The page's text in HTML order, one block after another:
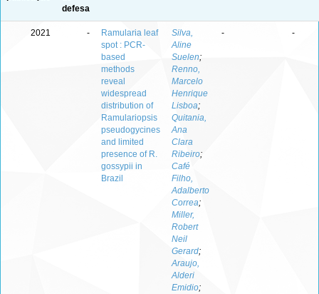
defesa
2021 -
Ramularia leaf
spot : PCR-
based
methods
reveal
widespread
distribution of
Ramulariopsis
pseudogycines
and limited
presence of R.
gossypii in
Brazil
Silva,
Aline
Suelen;
Renno,
Marcelo
Henrique
Lisboa;
Quitania,
Ana
Clara
Ribeiro;
Café
Filho,
Adalberto
Correa;
Miller,
Robert
Neil
Gerard;
Araujo,
Alderi
Emidio;
- -